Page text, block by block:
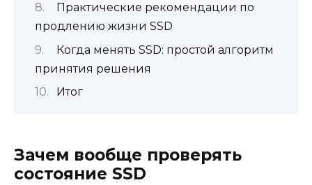
Практические рекомендации по
продлению жизни SSD
Когда менять SSD: простой алгоритм
принятия решения
Итог
Зачем вообще проверять
состояние SSD